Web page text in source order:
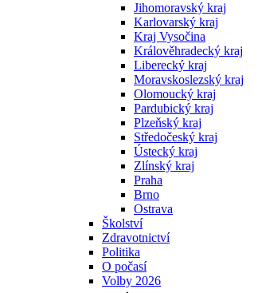
Jihomoravský kraj
Karlovarský kraj
Kraj Vysočina
Králověhradecký kraj
Liberecký kraj
Moravskoslezský kraj
Olomoucký kraj
Pardubický kraj
Plzeňský kraj
Středočeský kraj
Ústecký kraj
Zlínský kraj
Praha
Brno
Ostrava
Školství
Zdravotnictví
Politika
O počasí
Volby 2026